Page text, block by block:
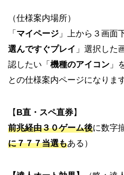
（仕様案内場所）
「 マイページ 」上から３画面
選んですぐプレイ 」選択した
認したい「 機種のアイコン 」
との仕様案内ページになります
【 B直・スペ直券】
前兆経由３０ゲーム後に数字
に７７７当選もある）